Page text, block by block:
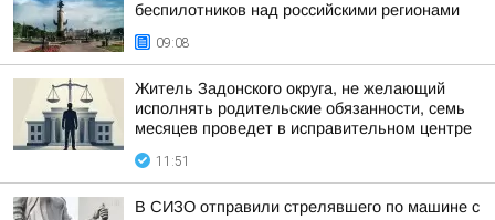
беспилотников над российскими регионами
09:08
Житель Задонского округа, не желающий
исполнять родительские обязанности, семь
месяцев проведет в исправительном центре
11:51
В СИЗО отправили стрелявшего по машине с